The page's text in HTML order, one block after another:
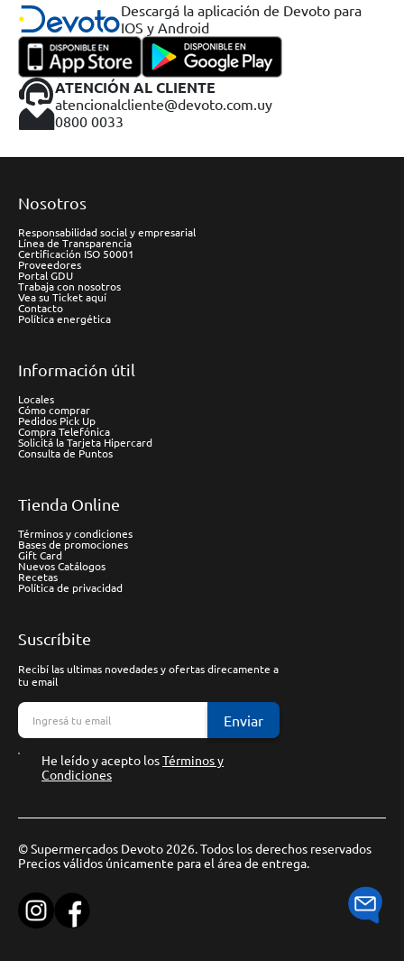
Descargá la aplicación de Devoto para
IOS y Android
ATENCIÓN AL CLIENTE
atencionalcliente@devoto.com.uy
0800 0033
Nosotros
Responsabilidad social y empresarial
Línea de Transparencia
Certificación ISO 50001
Proveedores
Portal GDU
Trabaja con nosotros
Vea su Ticket aquí
Contacto
Política energética
Información útil
Locales
Cómo comprar
Pedidos Pick Up
Compra Telefónica
Solicitá la Tarjeta Hipercard
Consulta de Puntos
Tienda Online
Términos y condiciones
Bases de promociones
Gift Card
Nuevos Catálogos
Recetas
Política de privacidad
Suscríbite
Recibí las ultimas novedades y ofertas direcamente a
tu email
Enviar
He leído y acepto losTérminos y
Condiciones
© Supermercados Devoto 2026. Todos los derechos reservados
Precios válidos únicamente para el área de entrega.